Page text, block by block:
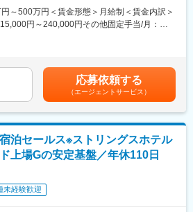
形態のまま時短勤務可能
ッシュな都市型ゲストハウス「モノリス」シ
を活かしたリゾート感のある雰囲気が特徴の
ーズ、歴史的建造物を生かした施設など、立
あわせた店舗設計を行っています。
増えています。事業は縮小しておらず、新
まで通り進めています。
スのレンタル事業など、顧客情報を基にし
角的に事業展開しているので、会社としても
わせいただいた方へのアプローチも行いま
は1日に2~3件程度）
間休日120日以上！
すが、日曜は固定給、土曜休み希望もOKで
られるようシフトを組んでおります。
～500万円＜賃金形態＞月給制＜賃金内訳＞
円～240,000円その他固定手当/月：
給：年2回（2月、8月）■賞与：年2回（2月、8
：通勤手当（一律2.5万円／月）※上記はあく
活躍によっては上記以上の給与の支給もも
くまでも目安の金額であり、選考を通じて上
ます。月給(月額)は固定手当を含めた表記で
応募依頼する
（エージェントサービス）
泊セールス※ストリングスホテル
上場Gの安定基盤／年休110日
未経験歓迎